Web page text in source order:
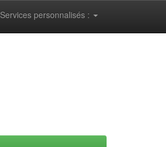
Services personnalisés :